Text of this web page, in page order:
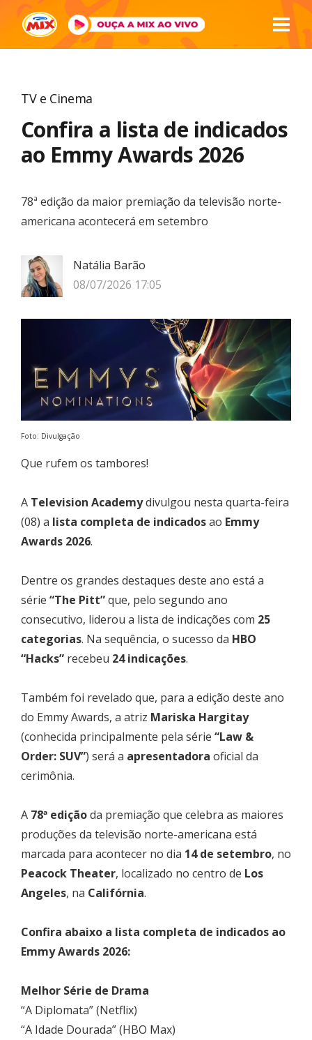
TV e Cinema
Confira a lista de indicados
ao Emmy Awards 2026
78ª edição da maior premiação da televisão norte-
americana acontecerá em setembro
Natália Barão
08/07/2026 17:05
Foto: Divulgação
Que rufem os tambores!
A Television Academydivulgou nesta quarta-feira
(08) a lista completa de indicadosao Emmy
Awards 2026.
Dentre os grandes destaques deste ano está a
série “The Pitt”que, pelo segundo ano
consecutivo, liderou a lista de indicações com 25
categorias. Na sequência, o sucesso da HBO
“Hacks” recebeu 24 indicações.
Também foi revelado que, para a edição deste ano
do Emmy Awards, a atriz Mariska Hargitay
(conhecida principalmente pela série “Law &
Order: SUV”) será a apresentadora oficial da
cerimônia.
A 78ª ediçãoda premiação que celebra as maiores
produções da televisão norte-americana está
marcada para acontecer no dia 14 de setembro, no
Peacock Theater, localizado no centro de Los
Angeles, na Califórnia.
Confira abaixo a lista completa de indicados ao
Emmy Awards 2026:
Melhor Série de Drama
“A Diplomata” (Netflix)
“A Idade Dourada” (HBO Max)